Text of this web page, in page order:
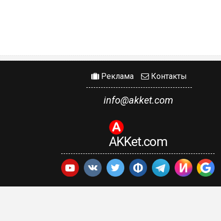
Реклама Контакты
info@akket.com
AKKet.com